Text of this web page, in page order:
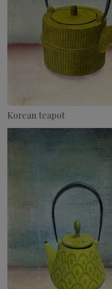
Korean teapot